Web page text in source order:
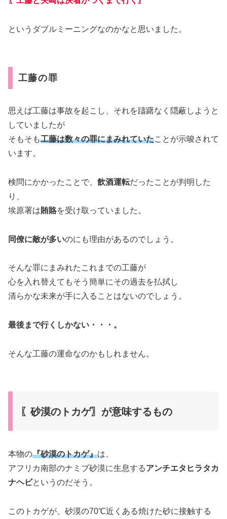
というダブルミーニングなのかなと思いました。
工藤の罪
思えば工藤は事故を起こし、それを躊躇なく隠蔽しようと
していましたが
そもそも工藤は数々の罪にまみれていたことが示唆されて
います。
検問にかかったことで、 飲酒運転だったことが判明した
り、
埃原署は賄賂を受け取っていました。
同僚に敵が多いのにも理由があるのでしょう。
そんな罪にまみれたこれまでの工藤が
心を入れ替えてもそう簡単にその過去を払拭し
清らかな未来が手に入ることはないのでしょう。
最後まで行くしかない・・・。
そんな工藤の運命なのかもしれません。
〖砂漠のトカゲ〗が意味するもの
本物の『砂漠のトカゲ』は、
アフリカ南部のナミブ砂漠に生息するアンチエタヒラタカ
ナヘビというのだそう。
このトカゲが、砂漠の70℃近くある焼けた砂に接触する